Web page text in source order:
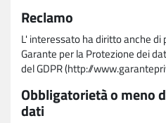
Reclamo
L' interessato ha diritto anche
Garante per la Protezione dei
del GDPR (http://
Obbligatorietà o meno
dati